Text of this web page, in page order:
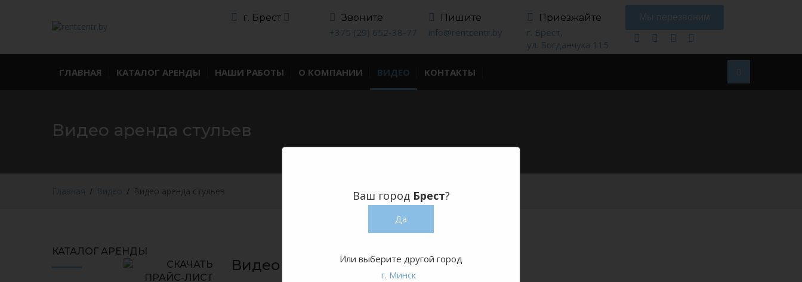
г. Брест Звоните
+375 (29) 652-38-77
Пишите
info@rentcentr.by
Приезжайте
г. Брест,
ул. Богданчука 115
ГЛАВНАЯ КАТАЛОГ АРЕНДЫ НАШИ РАБОТЫ О КОМПАНИИ ВИДЕО КОНТАКТЫ
Видео аренда стульев
Главная Видео Видео аренда стульев
КАТАЛОГ АРЕНДЫ
Видео аренда стульев
Ваш город Брест?
Да
Или выберите другой город
г. Минск